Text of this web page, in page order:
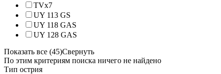
TVx7
UY 113 GS
UY 118 GAS
UY 128 GAS
Показать все (45)Свернуть
По этим критериям поиска ничего не найдено
Тип острия